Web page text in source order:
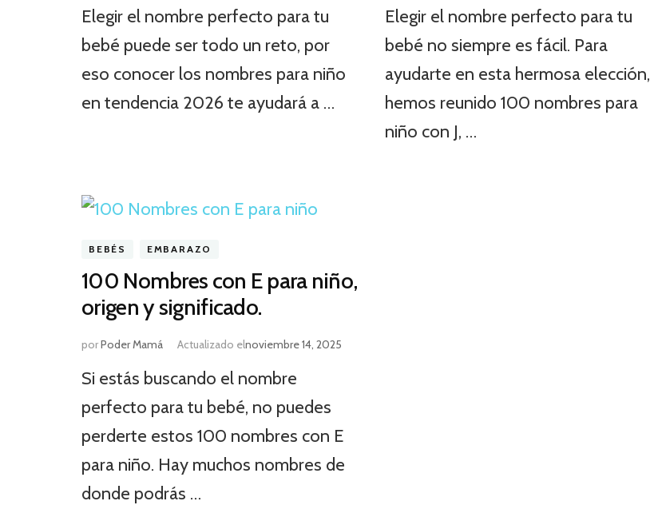
Elegir el nombre perfecto para tu
bebé puede ser todo un reto, por
eso conocer los nombres para niño
en tendencia 2026 te ayudará a …
Elegir el nombre perfecto para tu
bebé no siempre es fácil. Para
ayudarte en esta hermosa elección,
hemos reunido 100 nombres para
niño con J, …
BEBÉS EMBARAZO
100 Nombres con E para niño,
origen y significado.
porPoder Mamá Actualizado elnoviembre 14, 2025
Si estás buscando el nombre
perfecto para tu bebé, no puedes
perderte estos 100 nombres con E
para niño. Hay muchos nombres de
donde podrás …